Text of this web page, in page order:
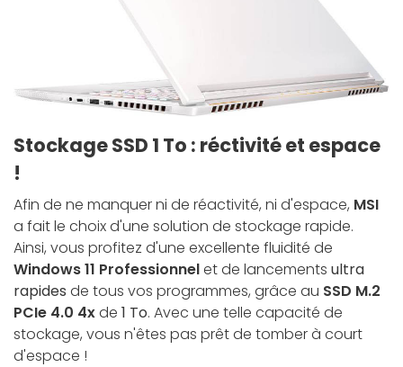
Stockage SSD 1 To : réctivité et espace
!
Afin de ne manquer ni de réactivité, ni d'espace, MSI
a fait le choix d'une solution de stockage rapide.
Ainsi, vous profitez d'une excellente fluidité de
Windows 11 Professionnelet de lancements ultra
rapides de tous vos programmes, grâce au SSD M.2
PCIe 4.0 4xde 1 To. Avec une telle capacité de
stockage, vous n'êtes pas prêt de tomber à court
d'espace !